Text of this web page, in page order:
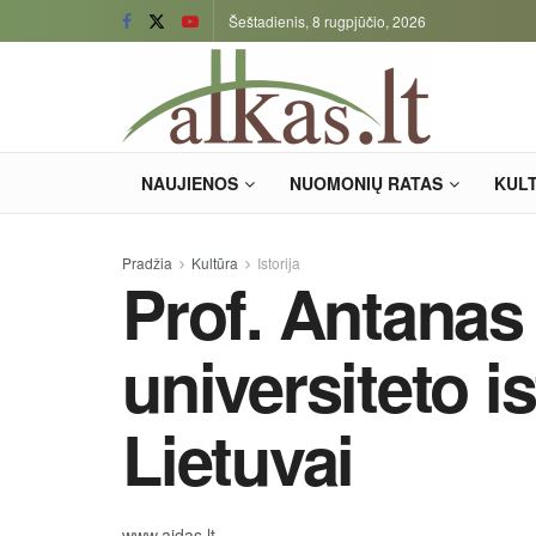
Šeštadienis, 8 rugpjūčio, 2026
NAUJIENOS NUOMONIŲ RATAS
Pradžia Kultūra Istorija
Prof.
universiteto
Lietuvai